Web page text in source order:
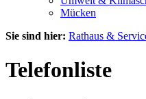
Mücken
Sie sind hier: Rathaus &
Telefonliste